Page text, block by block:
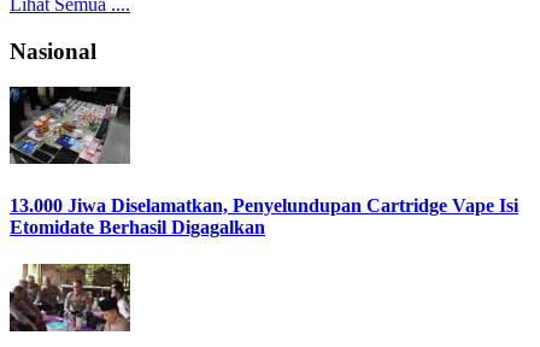
Lihat Semua ....
Nasional
13.000 Jiwa Diselamatkan, Penyelundupan Cartridge Vape Isi
Etomidate Berhasil Digagalkan